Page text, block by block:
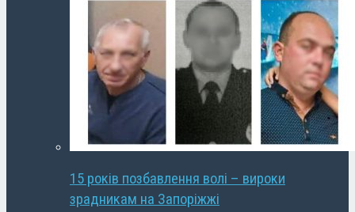
15 років позбавлення волі – вироки
зрадникам на Запоріжжі